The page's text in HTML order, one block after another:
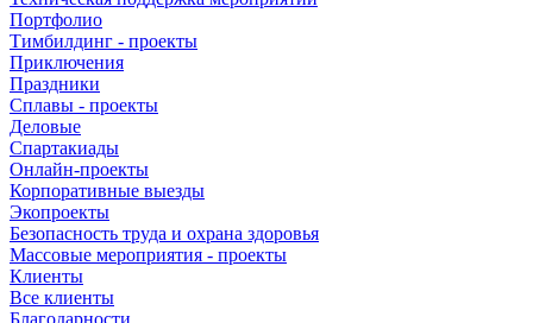
Портфолио
Тимбилдинг - проекты
Приключения
Праздники
Сплавы - проекты
Деловые
Спартакиады
Онлайн-проекты
Корпоративные выезды
Экопроекты
Безопасность труда и охрана здоровья
Массовые мероприятия - проекты
Клиенты
Все клиенты
Благодарности